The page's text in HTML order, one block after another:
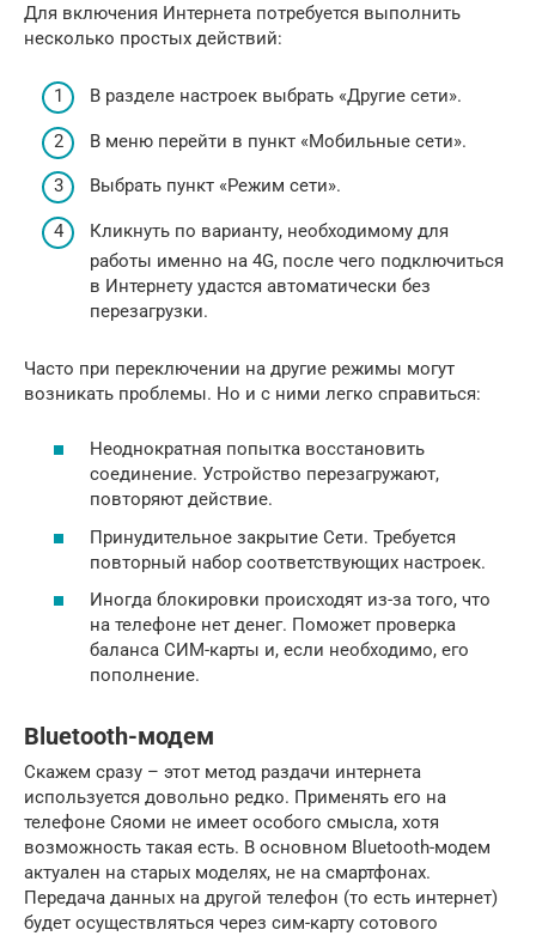
Для включения Интернета потребуется выполнить
несколько простых действий:
В разделе настроек выбрать «Другие сети».
В меню перейти в пункт «Мобильные сети».
Выбрать пункт «Режим сети».
Кликнуть по варианту, необходимому для
работы именно на 4G, после чего подключиться
в Интернету удастся автоматически без
перезагрузки.
Часто при переключении на другие режимы могут
возникать проблемы. Но и с ними легко справиться:
Неоднократная попытка восстановить
соединение. Устройство перезагружают,
повторяют действие.
Принудительное закрытие Сети. Требуется
повторный набор соответствующих настроек.
Иногда блокировки происходят из-за того, что
на телефоне нет денег. Поможет проверка
баланса СИМ-карты и, если необходимо, его
пополнение.
Bluetooth-модем
Скажем сразу – этот метод раздачи интернета
используется довольно редко. Применять его на
телефоне Сяоми не имеет особого смысла, хотя
возможность такая есть. В основном Bluetooth-модем
актуален на старых моделях, не на смартфонах.
Передача данных на другой телефон (то есть интернет)
будет осуществляться через сим-карту сотового